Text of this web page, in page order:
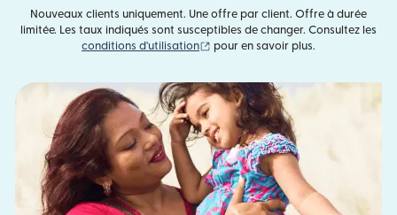
Nouveaux clients uniquement. Une offre par client. Offre à durée
limitée. Les taux indiqués sont susceptibles de changer. Consultez les
conditions d'utilisation
(s'ouvre dans une nouvelle fenêtre)
pour en savoir plus.